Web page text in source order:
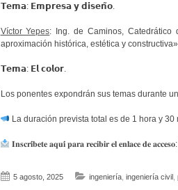
𝗧𝗲𝗺𝗮: 𝗘𝗺𝗽𝗿𝗲𝘀𝗮 𝘆 𝗱𝗶𝘀𝗲𝗻̃𝗼.
Víctor Yepes: Ing. de Caminos, Catedrático
aproximación histórica, estética y constructiva»
𝗧𝗲𝗺𝗮: 𝗘𝗹 𝗰𝗼𝗹𝗼𝗿.
Los ponentes expondrán sus temas durante
La duración prevista total es de 1 hora y 30
𝐈𝐧𝐬𝐜𝐫𝐢́𝐛𝐞𝐭𝐞 𝐚𝐪𝐮𝐢́ 𝐩𝐚𝐫𝐚 𝐫𝐞𝐜𝐢𝐛𝐢𝐫 𝐞𝐥 𝐞𝐧𝐥𝐚𝐜𝐞 𝐝𝐞
5 agosto, 2025 ingeniería, ingeniería civil,